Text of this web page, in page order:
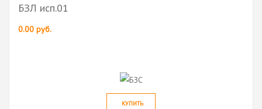
БЗЛ исп.01
0.00 руб.
КУПИТЬ